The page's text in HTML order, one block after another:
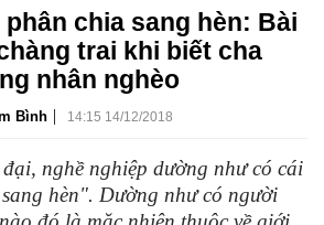
chia sang hèn: Bài
trai khi biết cha
nhân nghèo
Bình | 14:15 14/12/2018
nghề nghiệp dường như có cái
hèn". Dường như có người